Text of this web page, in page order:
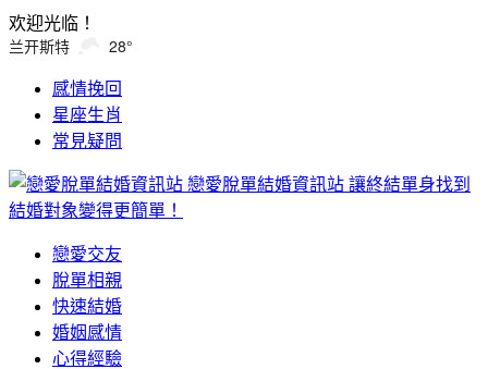
欢迎光临！
兰开斯特 28°
感情挽回
星座生肖
常見疑問
戀愛脫單結婚資訊站 讓終結單身找到
結婚對象變得更簡單！
戀愛交友
脫單相親
快速結婚
婚姻感情
心得經驗